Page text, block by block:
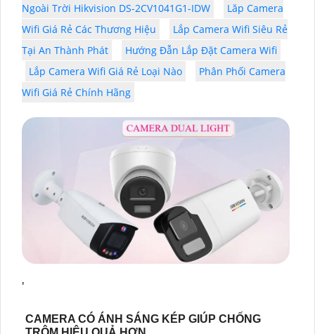
Ngoài Trời Hikvision DS-2CV1041G1-IDW
Lăp Camera
Wifi Giá Rẻ Các Thương Hiệu
Lắp Camera Wifi Siêu Rẻ
Tại An Thành Phát
Hướng Đẫn Lắp Đặt Camera Wifi
Lắp Camera Wifi Giá Rẻ Loại Nào
Phân Phối Camera
Wifi Giá Rẻ Chính Hãng
'
CAMERA CÓ ÁNH SÁNG KÉP GIÚP CHỐNG